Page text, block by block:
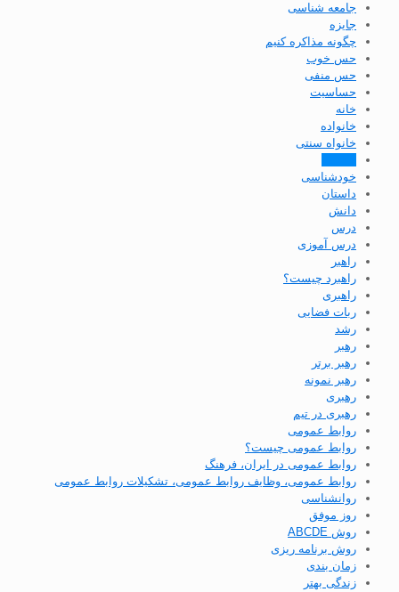
جامعه شناسی
جایزه
چگونه مذاکره کنیم
حس خوب
حس منفی
حساسیت
خانه
خانواده
خانواه سنتی
خودشناسی
داستان
دانش
درس
درس آموزی
راهبر
راهبرد چیست؟
راهبری
ربات فضایی
رشد
رهبر
رهبر برتر
رهبر نمونه
رهبری
رهبری در تیم
روابط عمومی
روابط عمومی چیست؟
روابط عمومی در ایران، فرهنگ
روابط عمومی، وظایف روابط عمومی، تشکیلات روابط عمومی
روانشناسی
روز موفق
روش ABCDE
روش برنامه ریزی
زمان بندی
زندگی بهتر